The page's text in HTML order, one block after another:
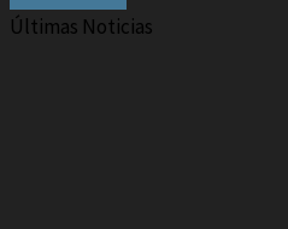
Últimas Noticias